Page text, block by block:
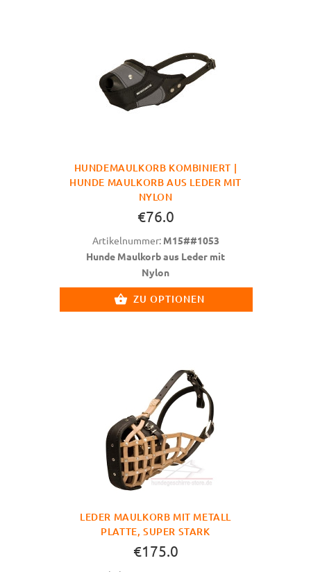
HUNDEMAULKORB KOMBINIERT |
HUNDE MAULKORB AUS LEDER MIT
NYLON
€76.0
Artikelnummer: M15##1053
Hunde Maulkorb aus Leder mit
Nylon
ZU OPTIONEN
LEDER MAULKORB MIT METALL
PLATTE, SUPER STARK
€175.0